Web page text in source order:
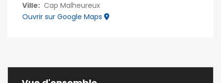
Ville: Cap Malheureux
Ouvrir sur Google Maps